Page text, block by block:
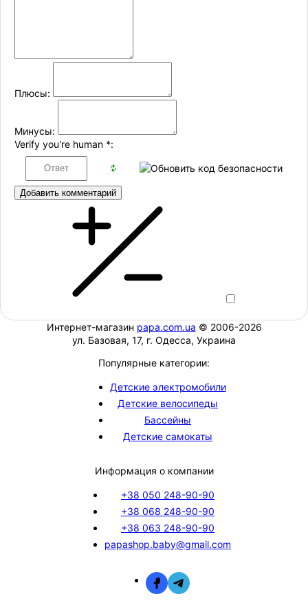
Плюсы:
Минусы:
Verify you're human *:
Добавить комментарий
Интернет-магазин papa.com.ua © 2006-2026
ул. Базовая, 17, г. Одесса, Украина
Популярные категории:
Детские электромобили
Детские велосипеды
Бассейны
Детские самокаты
Информация о компании
+38 050 248-90-90
+38 068 248-90-90
+38 063 248-90-90
papashop.baby@gmail.com